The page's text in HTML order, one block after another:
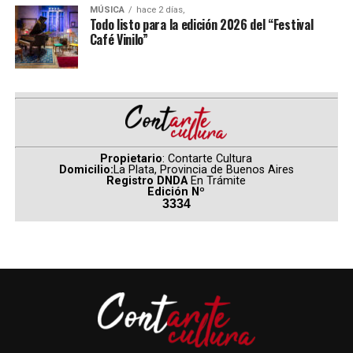
sublime.
Huecos de dolor
transformados en caricias,
guerras sin sentido que
resignifican a muchos,
hambre que es cosecha,
penas que son alegrías y
maldiciones encerradas que
Mujeres guerreras
entregadas con pasión a
MÚSICA hace 2 días,
Todo listo para la edición 2026 del “Festival
Café Vinilo”
Propietario: Contarte Cultura
Domicilio:La Plata, Provincia de Buenos Aires
Registro DNDA En Trámite
Edición Nº
3334